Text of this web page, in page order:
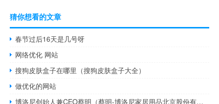
猜你想看的文章
春节过后16天是几号呀
网络优化 网站
搜狗皮肤盒子在哪里（搜狗皮肤盒子大全）
做优化的网站
博洛尼创始人兼CEO蔡明（蔡明-博洛尼家居用品北京股份有限公司董事长介绍）